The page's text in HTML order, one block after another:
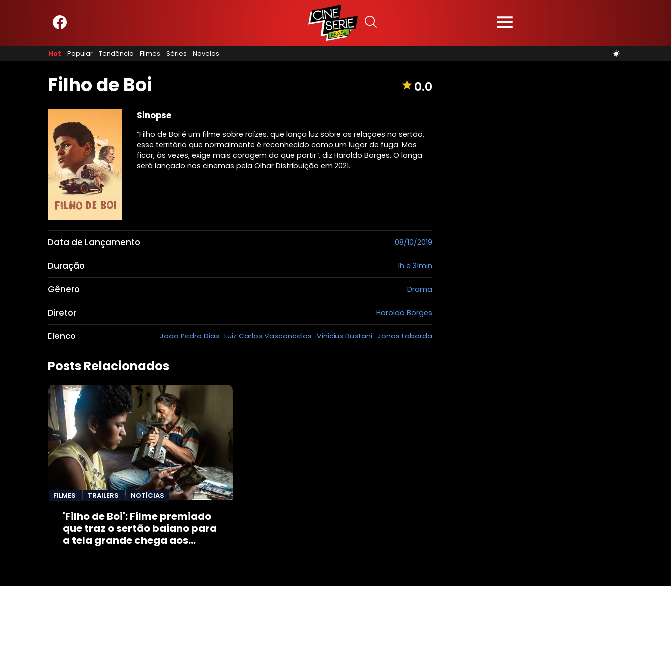
Hot Popular Tendência Filmes Séries Novelas
NOSSA EQUIPE
PRINCÍPIOS EDITORIAIS
TERMOS E CONDIÇÕES
CONTATOFilho de Boi 0.0
Sinopse
“Filho de Boi é um filme sobre raízes, que lança luz sobre as relações no sertão,
esse território que normalmente é reconhecido como um lugar de fuga. Mas
ficar, às vezes, exige mais coragem do que partir”, diz Haroldo Borges. O longa
será lançado nos cinemas pela Olhar Distribuição em 2021.
Data de Lançamento 08/10/2019
Duração 1h e 31min
Gênero Drama
Diretor Haroldo Borges
Elenco João Pedro Dias Luiz Carlos Vasconcelos Vinicius Bustani Jonas Laborda
Posts Relacionados
FILMES TRAILERS NOTÍCIAS
'Filho de Boi': Filme premiado
que traz o sertão baiano para
a tela grande chega aos